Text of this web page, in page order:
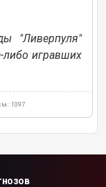
"Ливерпуля"
либо игравших
1097